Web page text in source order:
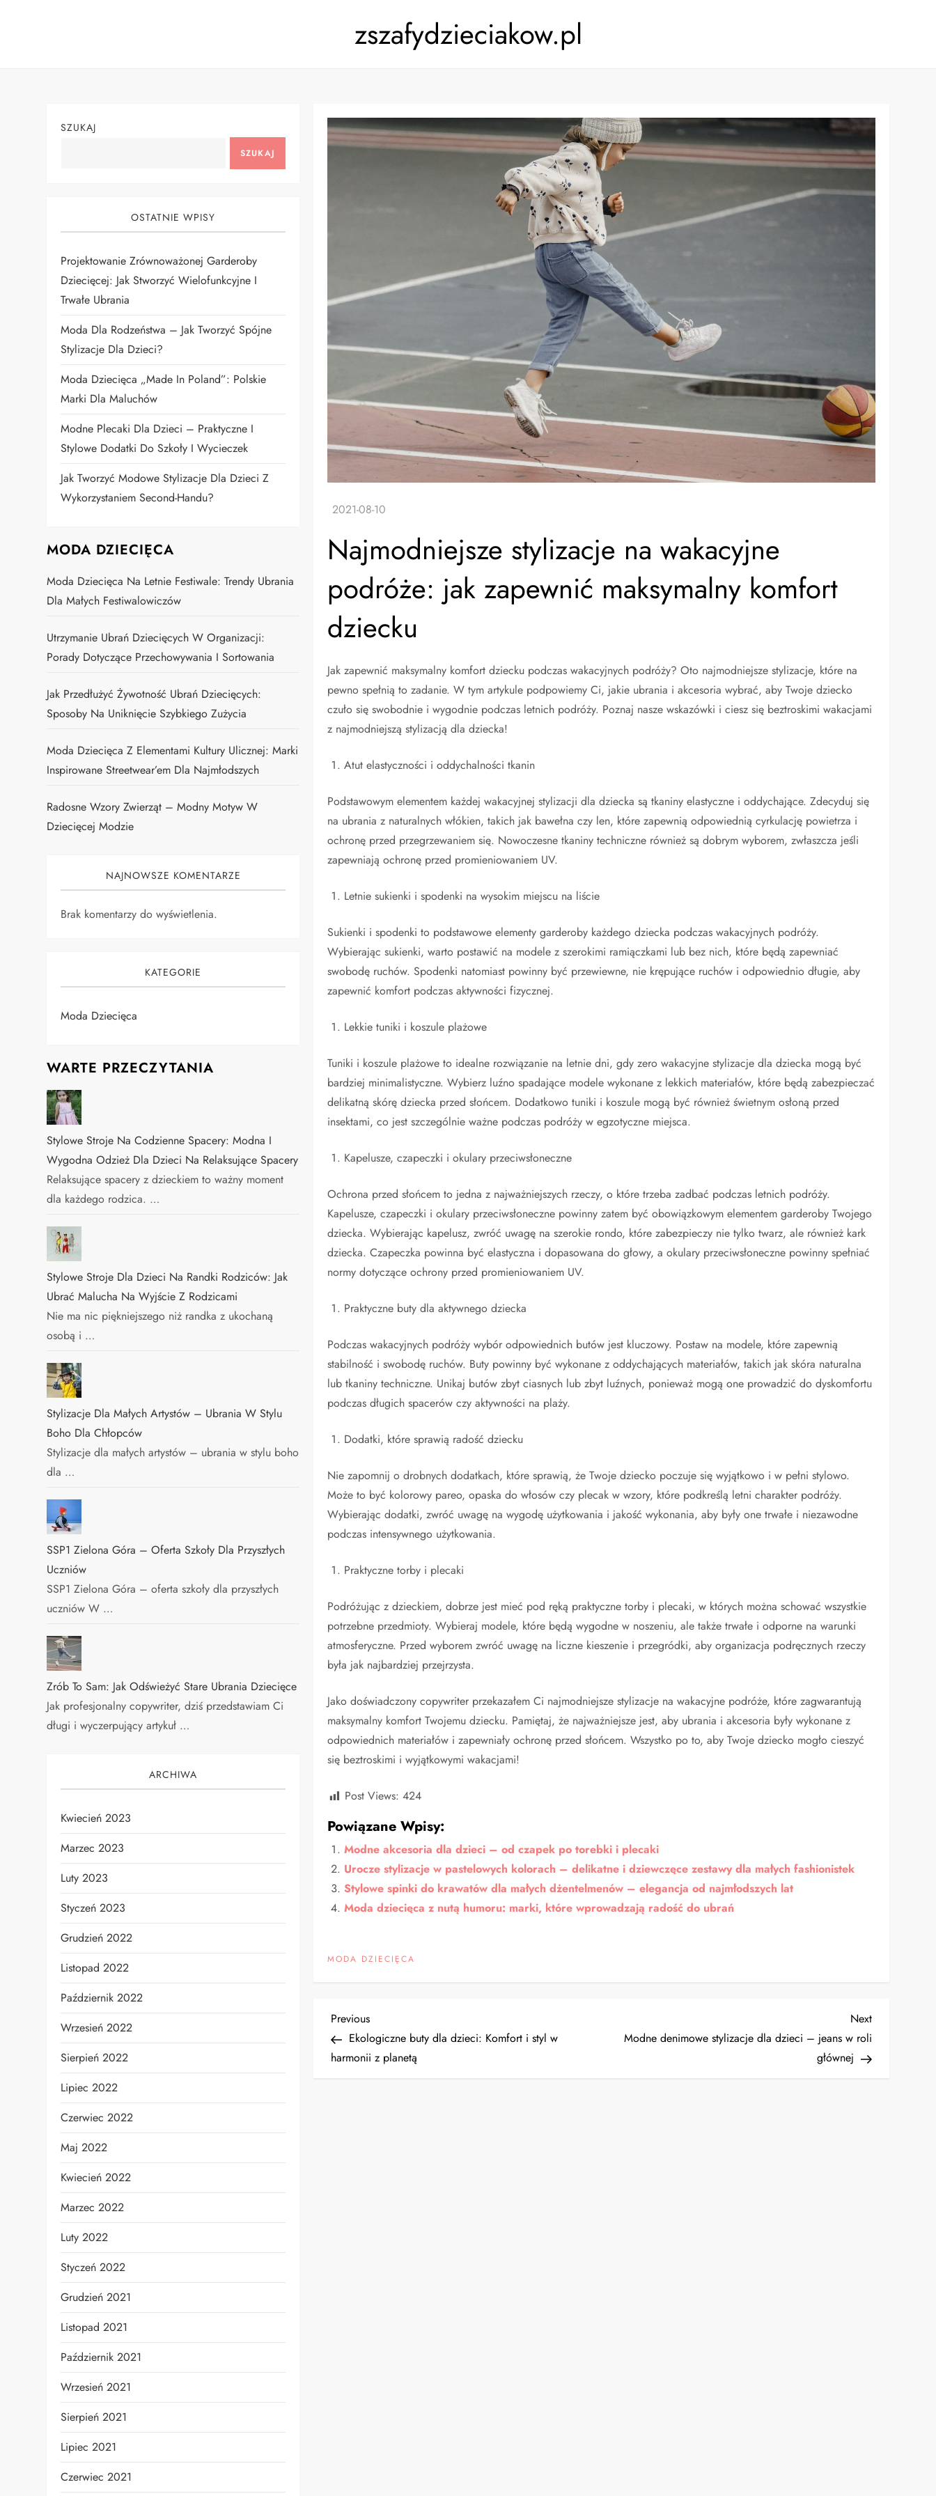
zszafydzieciakow.pl
Najmodniejsze stylizacje na wakacyjne
podróże: jak zapewnić maksymalny komfort
dziecku
Jak zapewnić maksymalny komfort dziecku podczas wakacyjnych podróży? Oto najmodniejsze stylizacje, które na
pewno spełnią to zadanie. W tym artykule podpowiemy Ci, jakie ubrania i akcesoria wybrać, aby Twoje dziecko
czuło się swobodnie i wygodnie podczas letnich podróży. Poznaj nasze wskazówki i ciesz się beztroskimi wakacjami
z najmodniejszą stylizacją dla dziecka!
Atut elastyczności i oddychalności tkanin
Podstawowym elementem każdej wakacyjnej stylizacji dla dziecka są tkaniny elastyczne i oddychające. Zdecyduj się
na ubrania z naturalnych włókien, takich jak bawełna czy len, które zapewnią odpowiednią cyrkulację powietrza i
ochronę przed przegrzewaniem się. Nowoczesne tkaniny techniczne również są dobrym wyborem, zwłaszcza jeśli
zapewniają ochronę przed promieniowaniem UV.
Letnie sukienki i spodenki na wysokim miejscu na liście
Sukienki i spodenki to podstawowe elementy garderoby każdego dziecka podczas wakacyjnych podróży.
Wybierając sukienki, warto postawić na modele z szerokimi ramiączkami lub bez nich, które będą zapewniać
swobodę ruchów. Spodenki natomiast powinny być przewiewne, nie krępujące ruchów i odpowiednio długie, aby
zapewnić komfort podczas aktywności fizycznej.
Lekkie tuniki i koszule plażowe
Tuniki i koszule plażowe to idealne rozwiązanie na letnie dni, gdy zero wakacyjne stylizacje dla dziecka mogą być
bardziej minimalistyczne. Wybierz luźno spadające modele wykonane z lekkich materiałów, które będą zabezpieczać
delikatną skórę dziecka przed słońcem. Dodatkowo tuniki i koszule mogą być również świetnym osłoną przed
insektami, co jest szczególnie ważne podczas podróży w egzotyczne miejsca.
Kapelusze, czapeczki i okulary przeciwsłoneczne
Ochrona przed słońcem to jedna z najważniejszych rzeczy, o które trzeba zadbać podczas letnich podróży.
Kapelusze, czapeczki i okulary przeciwsłoneczne powinny zatem być obowiązkowym elementem garderoby Twojego
dziecka. Wybierając kapelusz, zwróć uwagę na szerokie rondo, które zabezpieczy nie tylko twarz, ale również kark
dziecka. Czapeczka powinna być elastyczna i dopasowana do głowy, a okulary przeciwsłoneczne powinny spełniać
normy dotyczące ochrony przed promieniowaniem UV.
Praktyczne buty dla aktywnego dziecka
Podczas wakacyjnych podróży wybór odpowiednich butów jest kluczowy. Postaw na modele, które zapewnią
stabilność i swobodę ruchów. Buty powinny być wykonane z oddychających materiałów, takich jak skóra naturalna
lub tkaniny techniczne. Unikaj butów zbyt ciasnych lub zbyt luźnych, ponieważ mogą one prowadzić do dyskomfortu
podczas długich spacerów czy aktywności na plaży.
Dodatki, które sprawią radość dziecku
Nie zapomnij o drobnych dodatkach, które sprawią, że Twoje dziecko poczuje się wyjątkowo i w pełni stylowo.
Może to być kolorowy pareo, opaska do włosów czy plecak w wzory, które podkreślą letni charakter podróży.
Wybierając dodatki, zwróć uwagę na wygodę użytkowania i jakość wykonania, aby były one trwałe i niezawodne
podczas intensywnego użytkowania.
Praktyczne torby i plecaki
Podróżując z dzieckiem, dobrze jest mieć pod ręką praktyczne torby i plecaki, w których można schować wszystkie
potrzebne przedmioty. Wybieraj modele, które będą wygodne w noszeniu, ale także trwałe i odporne na warunki
atmosferyczne. Przed wyborem zwróć uwagę na liczne kieszenie i przegródki, aby organizacja podręcznych rzeczy
była jak najbardziej przejrzysta.
Jako doświadczony copywriter przekazałem Ci najmodniejsze stylizacje na wakacyjne podróże, które zagwarantują
maksymalny komfort Twojemu dziecku. Pamiętaj, że najważniejsze jest, aby ubrania i akcesoria były wykonane z
odpowiednich materiałów i zapewniały ochronę przed słońcem. Wszystko po to, aby Twoje dziecko mogło cieszyć
się beztroskimi i wyjątkowymi wakacjami!
Post Views: 424
Powiązane Wpisy:
Modne akcesoria dla dzieci – od czapek po torebki i plecaki
Urocze stylizacje w pastelowych kolorach – delikatne i dziewczęce zestawy dla małych fashionistek
Stylowe spinki do krawatów dla małych dżentelmenów – elegancja od najmłodszych lat
Moda dziecięca z nutą humoru: marki, które wprowadzają radość do ubrań
MODA DZIECIĘCA
N
a
Previous
Post
Previous
Ekologiczne buty dla dzieci: Komfort i styl w
harmonii z planetą
Next
Post
Next
Modne denimowe stylizacje dla dzieci – jeans w roli
głównej
SZUKAJ
SZUKAJ
OSTATNIE WPISY
Projektowanie Zrównoważonej Garderoby
Dziecięcej: Jak Stworzyć Wielofunkcyjne I
Trwałe Ubrania
Moda Dla Rodzeństwa – Jak Tworzyć Spójne
Stylizacje Dla Dzieci?
Moda Dziecięca „Made In Poland”: Polskie
Marki Dla Maluchów
Modne Plecaki Dla Dzieci – Praktyczne I
Stylowe Dodatki Do Szkoły I Wycieczek
Jak Tworzyć Modowe Stylizacje Dla Dzieci Z
Wykorzystaniem Second-Handu?
MODA DZIECIĘCA
Moda Dziecięca Na Letnie Festiwale: Trendy Ubrania
Dla Małych Festiwalowiczów
Utrzymanie Ubrań Dziecięcych W Organizacji:
Porady Dotyczące Przechowywania I Sortowania
Jak Przedłużyć Żywotność Ubrań Dziecięcych:
Sposoby Na Uniknięcie Szybkiego Zużycia
Moda Dziecięca Z Elementami Kultury Ulicznej: Marki
Inspirowane Streetwear’em Dla Najmłodszych
Radosne Wzory Zwierząt – Modny Motyw W
Dziecięcej Modzie
NAJNOWSZE KOMENTARZE
Brak komentarzy do wyświetlenia.
KATEGORIE
Moda Dziecięca
WARTE PRZECZYTANIA
Stylowe Stroje Na Codzienne Spacery: Modna I
Wygodna Odzież Dla Dzieci Na Relaksujące Spacery
Relaksujące spacery z dzieckiem to ważny moment
dla każdego rodzica. …
Stylowe Stroje Dla Dzieci Na Randki Rodziców: Jak
Ubrać Malucha Na Wyjście Z Rodzicami
Nie ma nic piękniejszego niż randka z ukochaną
osobą i …
Stylizacje Dla Małych Artystów – Ubrania W Stylu
Boho Dla Chłopców
Stylizacje dla małych artystów – ubrania w stylu boho
dla …
SSP1 Zielona Góra – Oferta Szkoły Dla Przyszłych
Uczniów
SSP1 Zielona Góra – oferta szkoły dla przyszłych
uczniów W …
Zrób To Sam: Jak Odświeżyć Stare Ubrania Dziecięce
Jak profesjonalny copywriter, dziś przedstawiam Ci
długi i wyczerpujący artykuł …
ARCHIWA
Kwiecień 2023
Marzec 2023
Luty 2023
Styczeń 2023
Grudzień 2022
Listopad 2022
Październik 2022
Wrzesień 2022
Sierpień 2022
Lipiec 2022
Czerwiec 2022
Maj 2022
Kwiecień 2022
Marzec 2022
Luty 2022
Styczeń 2022
Grudzień 2021
Listopad 2021
Październik 2021
Wrzesień 2021
Sierpień 2021
Lipiec 2021
Czerwiec 2021